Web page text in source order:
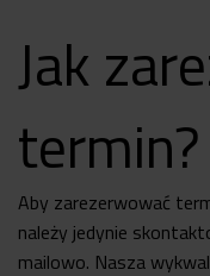
Jak
termin?
Aby zarezerwować
należy jedynie
mailowo. Nasza